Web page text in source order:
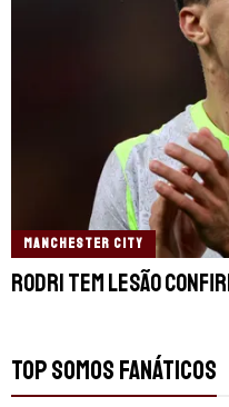
MANCHESTER CITY
Rodri tem lesão
TOP SOMOS FANÁTICOS